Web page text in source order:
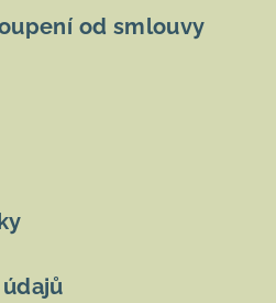
od smlouvy